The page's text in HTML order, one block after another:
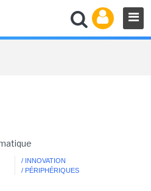
/ INNOVATION
/ PÉRIPHÉRIQUES